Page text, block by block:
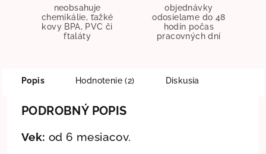
neobsahuje
chemikálie, ťažké
kovy BPA, PVC či
ftaláty
objednávky
odosielame do 48
hodín počas
pracovných dní
Popis Hodnotenie (2) Diskusia
PODROBNÝ POPIS
Vek: od 6 mesiacov.